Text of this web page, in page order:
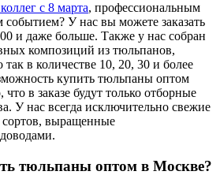
с 8 марта, профессиональным
У нас вы можете заказать
и даже больше. Также у нас собран
композиций из тюльпанов,
так в количестве 10, 20, 30 и более
купить тюльпаны оптом
в заказе будут только отборные
У нас всегда исключительно свежие
выращенные
тюльпаны оптом в Москве?